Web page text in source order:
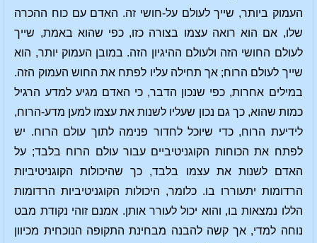
העמוק ביותר, שייך לעולם על-חושי זה. האדם עם כוח ההכרה
שלו, אם הוא רואה עצמו בצורה כזו, כפי שהוא באמת, שייך
לעולם החושי הזה ולעולם ההיגיון הזה. במובן העמוק יותר, הוא
שייך לעולם הרוח; אך תחילה עליו לפתח את החוש העמוק הזה.
במילים אחרות, כפי שנכון הדבר, כי האדם מגיע למדע הרגיל
כמות שהוא, כך גם נכון שעליו לשנות את עצמו למען מדע-הרוח,
לידיעת הרוח, כדי שיוכל לחדור פנימה לתוך עולם הרוח. יש
לפתח את הכוחות הקוגניטיביים עבור עולם הרוח בלבד; על
האדם לשנות את עצמו בלבד, כך שהיכולות הקוגניטיביות
הרדומות יתעוררו בו. כלומר, היכולות הקוגניטיביות הרדומות
הללו נמצאות בו, והוא יכול לעורר אותן. אמנם זוהי נקודת מבט
נוחה למדי, אך קשה להבנה מבחינת התקופה הנוכחית מכיוון